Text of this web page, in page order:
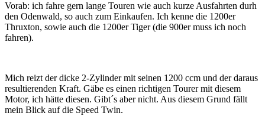
Vorab: ich fahre gern lange Touren wie auch kurze Ausfahrten durh
den Odenwald, so auch zum Einkaufen. Ich kenne die 1200er
Thruxton, sowie auch die 1200er Tiger (die 900er muss ich noch
fahren).
Mich reizt der dicke 2-Zylinder mit seinen 1200 ccm und der daraus
resultierenden Kraft. Gäbe es einen richtigen Tourer mit diesem
Motor, ich hätte diesen. Gibt´s aber nicht. Aus diesem Grund fällt
mein Blick auf die Speed Twin.